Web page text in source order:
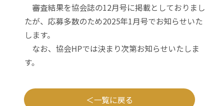
審査結果を協会誌の12月号に掲載としておりまし
たが、応募多数のため2025年1月号でお知らせいた
します。
なお、協会HPでは決まり次第お知らせいたしま
す。
一覧に戻る